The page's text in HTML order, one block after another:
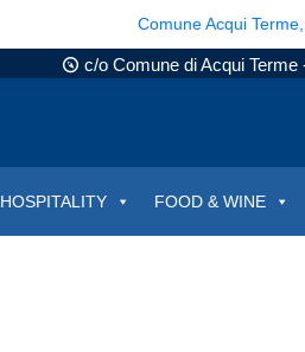
Comune Acqui
c/o Comune di Acqui
HOSPITALITY FOOD & WINE